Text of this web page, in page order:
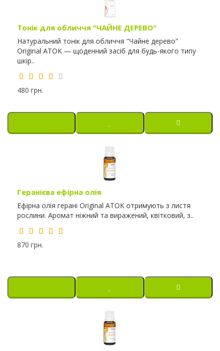
Тонік для обличчя "ЧАЙНЕ ДЕРЕВО"
Натуральний тонік для обличчя "Чайне дерево"
Original ATOK — щоденний засіб для будь-якого типу
шкір..
480 грн.
Геранієва ефірна олія
Ефірна олія герані Original ATOK отримують з листя
рослини. Аромат ніжний та виражений, квітковий, з..
870 грн.